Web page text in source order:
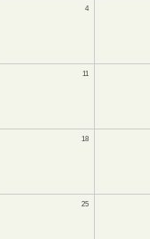
4
11
18
25